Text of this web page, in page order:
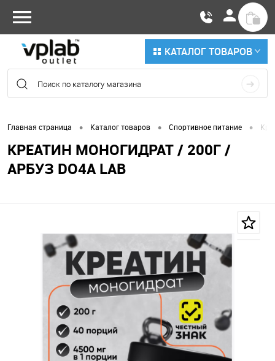
КАТАЛОГ ТОВАРОВ
Главная страница • Каталог товаров • Спортивное питание •
КРЕАТИН МОНОГИДРАТ / 200Г /
АРБУЗ DO4A LAB